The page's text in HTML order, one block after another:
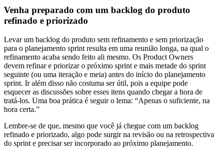
Venha preparado com um backlog do produto
refinado e priorizado
Levar um backlog do produto sem refinamento e sem priorização
para o planejamento sprint resulta em uma reunião longa, na qual o
refinamento acaba sendo feito ali mesmo. Os Product Owners
devem refinar e priorizar o próximo sprint e mais metade do sprint
seguinte (ou uma iteração e meia) antes do início do planejamento
sprint. Ir além disso não costuma ser útil, pois a equipe pode
esquecer as discussões sobre esses itens quando chegar a hora de
tratá-los. Uma boa prática é seguir o lema: “Apenas o suficiente, na
hora certa.”
Lembre-se de que, mesmo que você já chegue com um backlog
refinado e priorizado, algo pode surgir na revisão ou na retrospectiva
do sprint e precisar ser incorporado ao próximo planejamento.